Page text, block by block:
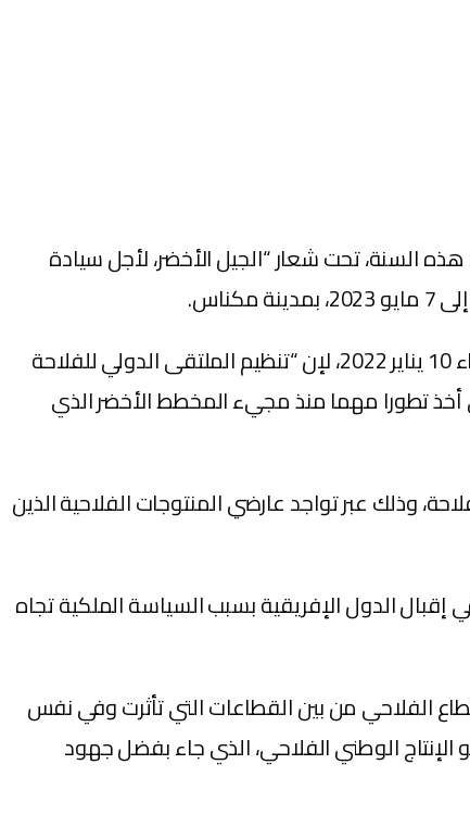
السنة، تحت شعار “الجيل الأخضر، لأجل سيادة
وأوضح محمد صديقي، وزير الفلاحة والصيد البحري والتنمية القروية والمياه والغابات، خلال ندوة صحفية، امس الثلاثاء 10 يناير 2022، لإن “تنظيم الملتقى الدولي للفلاحة
أخذ تطورا مهما منذ مجيء المخطط الأخضر الذي
وذلك عبر تواجد عارضي المنتوجات الفلاحية الذين
حيث يضم سنويا عارضين من أكثر من 60 بلدا، مع تسجيل ازدياد في إقبال الدول الإفريقية بسبب السياسة الملكية تجاه
مطول، فكان القطاع الفلاحي من بين القطاعات التي تأثرت وفي نفس
الوطني الفلاحي، الذي جاء بفضل جهود